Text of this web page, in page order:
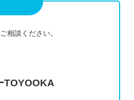
相談ください。
TOYOOKA